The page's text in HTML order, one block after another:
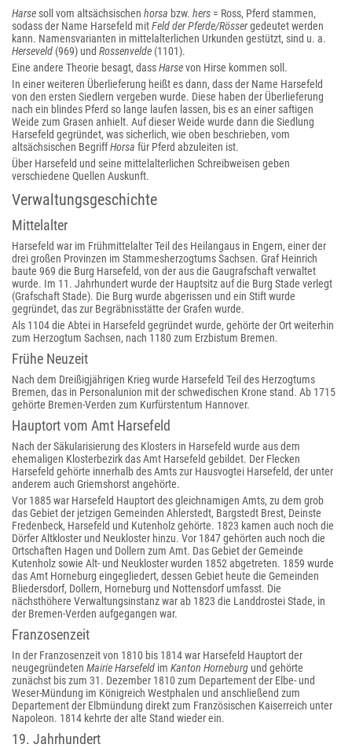
Harse soll vom altsächsischen horsa bzw. hers = Ross, Pferd stammen,
sodass der Name Harsefeld mitFeld der Pferde/Rössergedeutet werden
kann. Namensvarianten in mittelalterlichen Urkunden gestützt, sind u. a.
Herseveld (969) und Rossenvelde (1101).
Eine andere Theorie besagt, dassHarsevon Hirse kommen soll.
In einer weiteren Überlieferung heißt es dann, dass der Name Harsefeld
von den ersten Siedlern vergeben wurde. Diese haben der Überlieferung
nach ein blindes Pferd so lange laufen lassen, bis es an einer saftigen
Weide zum Grasen anhielt. Auf dieser Weide wurde dann die Siedlung
Harsefeld gegründet, was sicherlich, wie oben beschrieben, vom
altsächsischen BegriffHorsa für Pferd abzuleiten ist.
Über Harsefeld und seine mittelalterlichen Schreibweisen geben
verschiedene Quellen Auskunft.
Verwaltungsgeschichte
Mittelalter
Harsefeld war im Frühmittelalter Teil des Heilangaus in Engern, einer der
drei großen Provinzen im Stammesherzogtums Sachsen. Graf Heinrich
baute 969 die Burg Harsefeld, von der aus die Gaugrafschaft verwaltet
wurde. Im 11. Jahrhundert wurde der Hauptsitz auf die Burg Stade verlegt
(Grafschaft Stade). Die Burg wurde abgerissen und ein Stift wurde
gegründet, das zur Begräbnisstätte der Grafen wurde.
Als 1104 die Abtei in Harsefeld gegründet wurde, gehörte der Ort weiterhin
zum Herzogtum Sachsen, nach 1180 zum Erzbistum Bremen.
Frühe Neuzeit
Nach dem Dreißigjährigen Krieg wurde Harsefeld Teil des Herzogtums
Bremen, das in Personalunion mit der schwedischen Krone stand. Ab 1715
gehörte Bremen-Verden zum Kurfürstentum Hannover.
Hauptort vom Amt Harsefeld
Nach der Säkularisierung des Klosters in Harsefeld wurde aus dem
ehemaligen Klosterbezirk das Amt Harsefeld gebildet. Der Flecken
Harsefeld gehörte innerhalb des Amts zur Hausvogtei Harsefeld, der unter
anderem auch Griemshorst angehörte.
Vor 1885 war Harsefeld Hauptort des gleichnamigen Amts, zu dem grob
das Gebiet der jetzigen Gemeinden Ahlerstedt, Bargstedt Brest, Deinste
Fredenbeck, Harsefeld und Kutenholz gehörte. 1823 kamen auch noch die
Dörfer Altkloster und Neukloster hinzu. Vor 1847 gehörten auch noch die
Ortschaften Hagen und Dollern zum Amt. Das Gebiet der Gemeinde
Kutenholz sowie Alt- und Neukloster wurden 1852 abgetreten. 1859 wurde
das Amt Horneburg eingegliedert, dessen Gebiet heute die Gemeinden
Bliedersdorf, Dollern, Horneburg und Nottensdorf umfasst. Die
nächsthöhere Verwaltungsinstanz war ab 1823 die Landdrostei Stade, in
der Bremen-Verden aufgegangen war.
Franzosenzeit
In der Franzosenzeit von 1810 bis 1814 war Harsefeld Hauptort der
neugegründeten Mairie Harsefeld im Kanton Horneburg und gehörte
zunächst bis zum 31. Dezember 1810 zum Departement der Elbe- und
Weser-Mündung im Königreich Westphalen und anschließend zum
Departement der Elbmündung direkt zum Französischen Kaiserreich unter
Napoleon. 1814 kehrte der alte Stand wieder ein.
19. Jahrhundert